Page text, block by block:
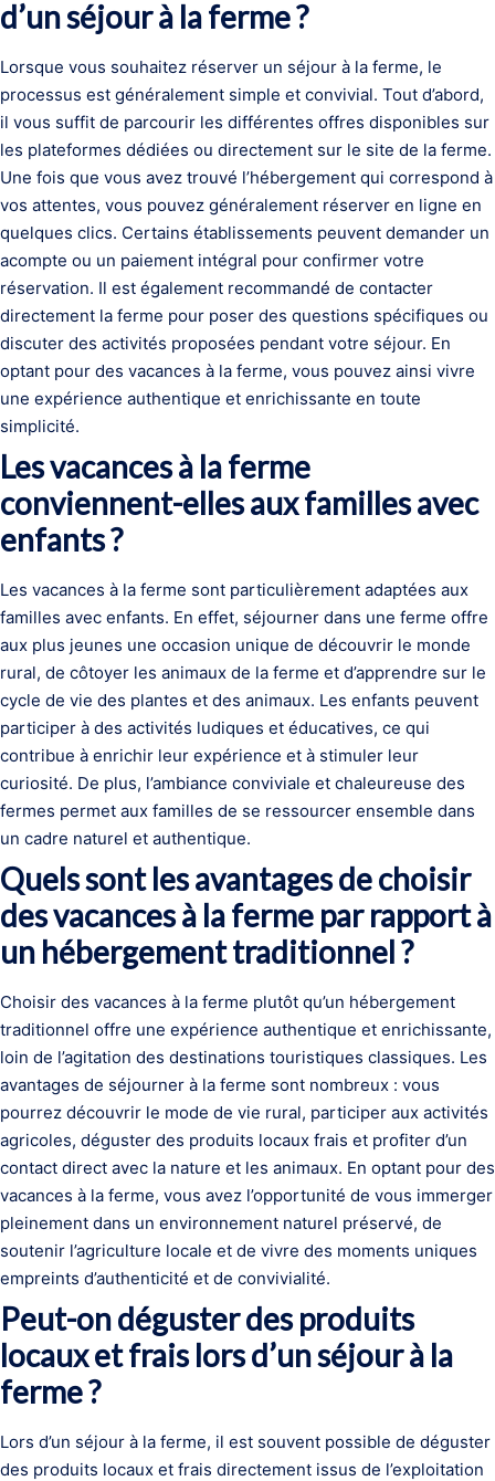
d’un séjour à la ferme ?
Lorsque vous souhaitez réserver un séjour à la ferme, le
processus est généralement simple et convivial. Tout d’abord,
il vous suffit de parcourir les différentes offres disponibles sur
les plateformes dédiées ou directement sur le site de la ferme.
Une fois que vous avez trouvé l’hébergement qui correspond à
vos attentes, vous pouvez généralement réserver en ligne en
quelques clics. Certains établissements peuvent demander un
acompte ou un paiement intégral pour confirmer votre
réservation. Il est également recommandé de contacter
directement la ferme pour poser des questions spécifiques ou
discuter des activités proposées pendant votre séjour. En
optant pour des vacances à la ferme, vous pouvez ainsi vivre
une expérience authentique et enrichissante en toute
simplicité.
Les vacances à la ferme
conviennent-elles aux familles avec
enfants ?
Les vacances à la ferme sont particulièrement adaptées aux
familles avec enfants. En effet, séjourner dans une ferme offre
aux plus jeunes une occasion unique de découvrir le monde
rural, de côtoyer les animaux de la ferme et d’apprendre sur le
cycle de vie des plantes et des animaux. Les enfants peuvent
participer à des activités ludiques et éducatives, ce qui
contribue à enrichir leur expérience et à stimuler leur
curiosité. De plus, l’ambiance conviviale et chaleureuse des
fermes permet aux familles de se ressourcer ensemble dans
un cadre naturel et authentique.
Quels sont les avantages de choisir
des vacances à la ferme par rapport à
un hébergement traditionnel ?
Choisir des vacances à la ferme plutôt qu’un hébergement
traditionnel offre une expérience authentique et enrichissante,
loin de l’agitation des destinations touristiques classiques. Les
avantages de séjourner à la ferme sont nombreux : vous
pourrez découvrir le mode de vie rural, participer aux activités
agricoles, déguster des produits locaux frais et profiter d’un
contact direct avec la nature et les animaux. En optant pour des
vacances à la ferme, vous avez l’opportunité de vous immerger
pleinement dans un environnement naturel préservé, de
soutenir l’agriculture locale et de vivre des moments uniques
empreints d’authenticité et de convivialité.
Peut-on déguster des produits
locaux et frais lors d’un séjour à la
ferme ?
Lors d’un séjour à la ferme, il est souvent possible de déguster
des produits locaux et frais directement issus de l’exploitation